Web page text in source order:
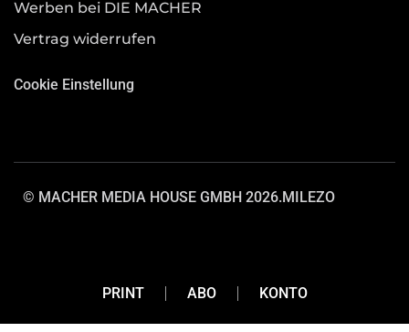
Werben bei DIE MACHER
Vertrag widerrufen
Cookie Einstellung
© MACHER MEDIA HOUSE GMBH 2026.MILEZO
PRINT ABO KONTO